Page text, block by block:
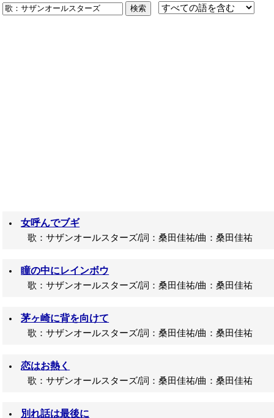
女呼んでブギ
歌：サザンオールスターズ/詞：桑田佳祐/曲：桑田佳祐
瞳の中にレインボウ
歌：サザンオールスターズ/詞：桑田佳祐/曲：桑田佳祐
茅ヶ崎に背を向けて
歌：サザンオールスターズ/詞：桑田佳祐/曲：桑田佳祐
恋はお熱く
歌：サザンオールスターズ/詞：桑田佳祐/曲：桑田佳祐
別れ話は最後に